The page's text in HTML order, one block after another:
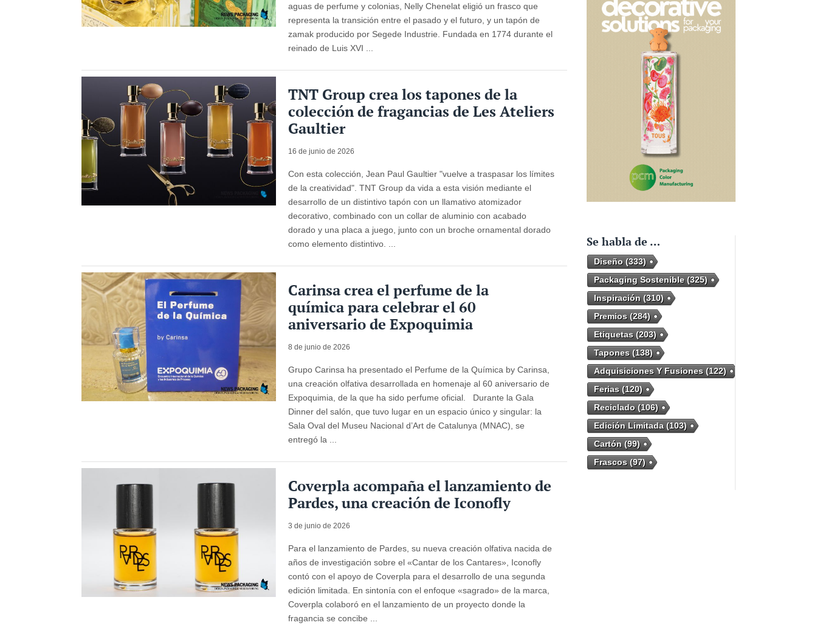
aguas de perfume y colonias, Nelly Chenelat eligió un frasco que
representa la transición entre el pasado y el futuro, y un tapón de
zamak producido por Segede Industrie. Fundada en 1774 durante el
reinado de Luis XVI ...
TNT Group crea los tapones de la
colección de fragancias de Les Ateliers
Gaultier
16 de junio de 2026
Con esta colección, Jean Paul Gaultier "vuelve a traspasar los límites
de la creatividad". TNT Group da vida a esta visión mediante el
desarrollo de un distintivo tapón con un llamativo atomizador
decorativo, combinado con un collar de aluminio con acabado
dorado y una placa a juego, junto con un broche ornamental dorado
como elemento distintivo. ...
Carinsa crea el perfume de la
química para celebrar el 60
aniversario de Expoquimia
8 de junio de 2026
Grupo Carinsa ha presentado el Perfume de la Química by Carinsa,
una creación olfativa desarrollada en homenaje al 60 aniversario de
Expoquimia, de la que ha sido perfume oficial. Durante la Gala
Dinner del salón, que tuvo lugar en un espacio único y singular: la
Sala Oval del Museu Nacional d’Art de Catalunya (MNAC), se
entregó la ...
Coverpla acompaña el lanzamiento de
Pardes, una creación de Iconofly
3 de junio de 2026
Para el lanzamiento de Pardes, su nueva creación olfativa nacida de
años de investigación sobre el «Cantar de los Cantares», Iconofly
contó con el apoyo de Coverpla para el desarrollo de una segunda
edición limitada. En sintonía con el enfoque «sagrado» de la marca,
Coverpla colaboró ​​en el lanzamiento de un proyecto donde la
fragancia se concibe ...
Se habla de …
Diseño(333)
Packaging Sostenible(325)
Inspiración(310)
Premios(284)
Etiquetas(203)
Tapones(138)
Adquisiciones Y Fusiones(122)
Ferias(120)
Reciclado(106)
Edición Limitada(103)
Cartón(99)
Frascos(97)